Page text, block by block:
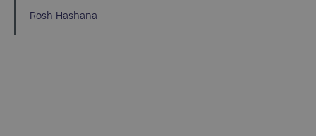
Rosh Hashana